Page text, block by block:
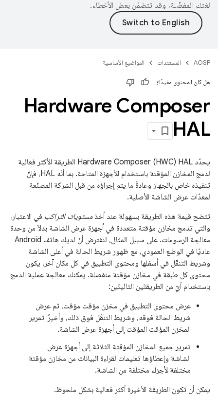
لغتك المفضّلة، وقد تتضمّن بعض الأخطاء.
AOSP المستندات المواضيع الأساسية
هل كان المحتوى مفيدًا؟
Hardware Composer
HAL
يحدّد Hardware Composer (HWC) HAL الطريقة الأكثر فعالية
لدمج المخازن المؤقتة باستخدام الأجهزة المتاحة. بما أنّه HAL، فإنّ
تنفيذه خاص بالجهاز وعادةً ما يتم إجراؤه من قِبل الشركة المصنّعة
لمعدّات عرض الشاشة الأصلية.
تتضح قيمة هذه الطريقة بسهولة عند أخذ مستويات التراكب في الاعتبار،
والتي تدمج مخازن مؤقتة متعددة في أجهزة عرض الشاشة بدلاً من وحدة
معالجة الرسومات. على سبيل المثال، لنفترض أنّ لديك هاتف Android
عاديًا في الوضع العمودي، مع ظهور شريط الحالة في أعلى الشاشة
وشريط التنقّل في أسفلها ومحتوى التطبيق في كل مكان آخر. يكون
محتوى كل طبقة في مخازن مؤقتة منفصلة. يمكنك معالجة عملية الدمج
باستخدام أيّ من الطريقتَين التاليتَين:
عرض محتوى التطبيق في مخزن مؤقت مؤقت، ثم عرض
شريط الحالة فوقه، وشريط التنقّل فوق ذلك، وأخيرًا تمرير
المخزن المؤقت المؤقت إلى أجهزة عرض الشاشة.
تمرير جميع المخازن المؤقتة الثلاثة إلى أجهزة عرض
الشاشة وإعطاؤها تعليمات لقراءة البيانات من مخازن مؤقتة
مختلفة لأجزاء مختلفة من الشاشة.
يمكن أن تكون الطريقة الأخيرة أكثر فعالية بشكل ملحوظ.